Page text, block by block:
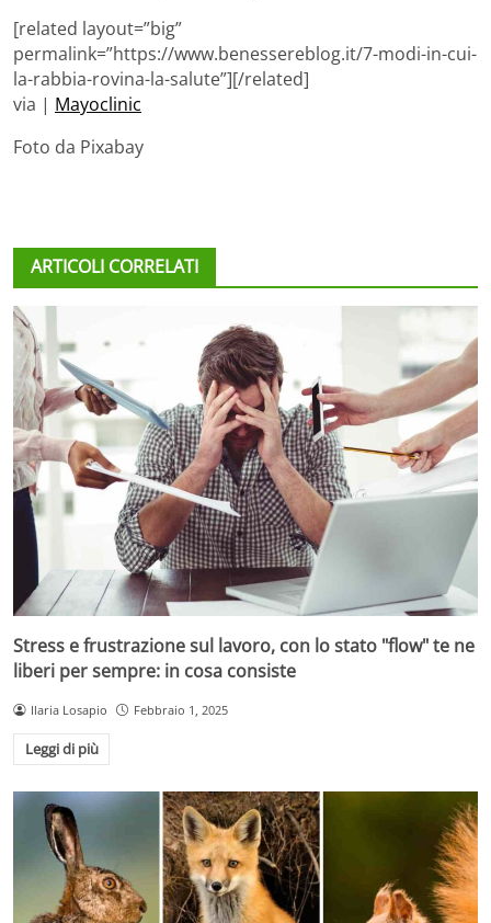
[related layout=”big”
permalink=”https://www.benessereblog.it/7-modi-in-cui-
la-rabbia-rovina-la-salute”][/related]
via | Mayoclinic
Foto da Pixabay
ARTICOLI CORRELATI
Stress e frustrazione sul lavoro, con lo stato "flow" te ne
liberi per sempre: in cosa consiste
Ilaria Losapio Febbraio 1, 2025
Leggi di più